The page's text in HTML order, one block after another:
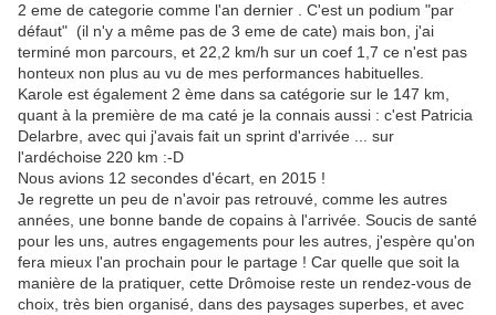
2 eme de categorie comme l'an dernier . C'est un podium "par
défaut" (il n'y a même pas de 3 eme de cate) mais bon, j'ai
terminé mon parcours, et 22,2 km/h sur un coef 1,7 ce n'est pas
honteux non plus au vu de mes performances habituelles.
Karole est également 2 ème dans sa catégorie sur le 147 km,
quant à la première de ma caté je la connais aussi : c'est Patricia
Delarbre, avec qui j'avais fait un sprint d'arrivée ... sur
l'ardéchoise 220 km :-D
Nous avions 12 secondes d'écart, en 2015 !
Je regrette un peu de n'avoir pas retrouvé, comme les autres
années, une bonne bande de copains à l'arrivée. Soucis de santé
pour les uns, autres engagements pour les autres, j'espère qu'on
fera mieux l'an prochain pour le partage ! Car quelle que soit la
manière de la pratiquer, cette Drômoise reste un rendez-vous de
choix, très bien organisé, dans des paysages superbes, et avec